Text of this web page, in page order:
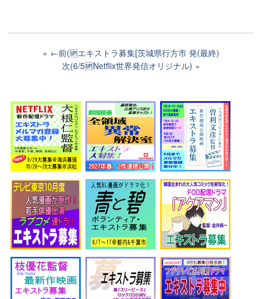
←前(🆙エキストラ募集[茨城県行方市 発(最終)
次(6/5🆙Netflix世界発信オリジナル)